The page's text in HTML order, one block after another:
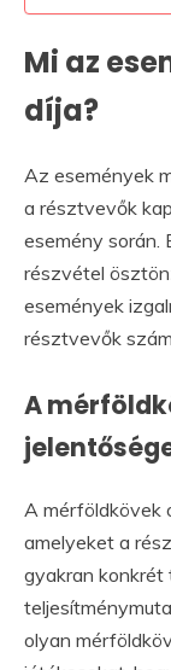
Mi az
díja?
Az események
a résztvevők
esemény során.
részvétel
események
résztvevők
A
A mérföldkövek
amelyeket a
gyakran
olyan